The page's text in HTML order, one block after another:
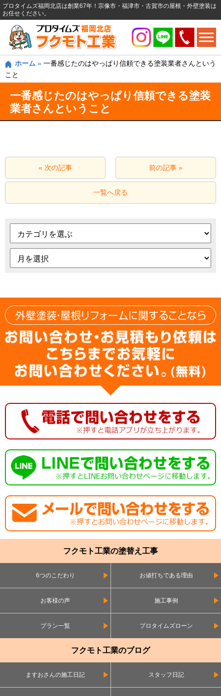
プロタイムズ福岡北店は創業67年！宗像市・福津市・古賀市の屋根・外壁塗装は
お任せください。
ホーム » 一番感じたのはやっぱり信頼できる塗装業者さんという
こと
一番感じたのはやっぱり信頼できる塗装
業者さんということ
« 次の記事 前の記事 »
一覧へ戻る
フクモト工業の塗替え工事
6つのこだわり お値打ちである理由
お客様の声 施工事例
プラン一覧 プロタイムズローン
フクモト工業のブログ
ますおさんの施工日記 スタッフ日記